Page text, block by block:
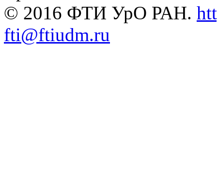
© 2016 ФТИ УрО РАН.
fti@ftiudm.ru